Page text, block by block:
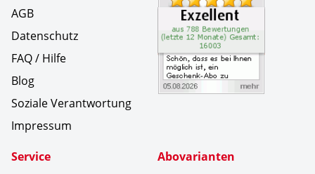
AGB
Datenschutz
FAQ / Hilfe
Blog
Soziale Verantwortung
Impressum
Service
Abovarianten